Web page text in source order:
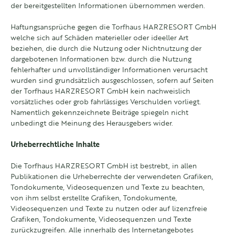
der bereitgestellten Informationen übernommen werden.
Haftungsansprüche gegen die Torfhaus HARZRESORT GmbH
welche sich auf Schäden materieller oder ideeller Art
beziehen, die durch die Nutzung oder Nichtnutzung der
dargebotenen Informationen bzw. durch die Nutzung
fehlerhafter und unvollständiger Informationen verursacht
wurden sind grundsätzlich ausgeschlossen, sofern auf Seiten
der Torfhaus HARZRESORT GmbH kein nachweislich
vorsätzliches oder grob fahrlässiges Verschulden vorliegt.
Namentlich gekennzeichnete Beiträge spiegeln nicht
unbedingt die Meinung des Herausgebers wider.
Urheberrechtliche Inhalte
Die Torfhaus HARZRESORT GmbH ist bestrebt, in allen
Publikationen die Urheberrechte der verwendeten Grafiken,
Tondokumente, Videosequenzen und Texte zu beachten,
von ihm selbst erstellte Grafiken, Tondokumente,
Videosequenzen und Texte zu nutzen oder auf lizenzfreie
Grafiken, Tondokumente, Videosequenzen und Texte
zurückzugreifen. Alle innerhalb des Internetangebotes